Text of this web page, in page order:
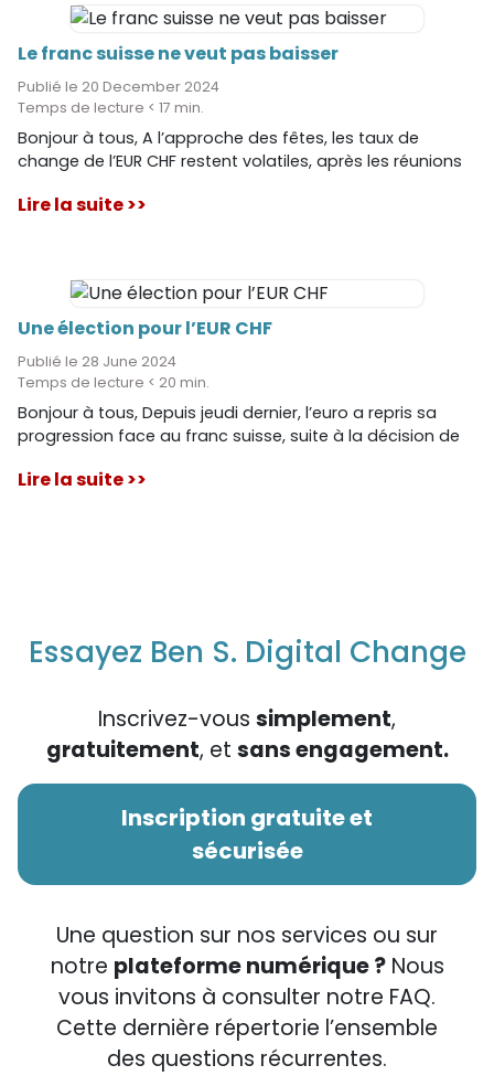
Le franc suisse ne veut pas baisser
Publié le 20 December 2024
Temps de lecture < 17 min.
Bonjour à tous, A l’approche des fêtes, les taux de
change de l’EUR CHF restent volatiles, après les réunions
(BNS) avait affiché par un geste fort de politique
exportations. Elle ne semble pas y être parvenue pour le
moment et l’EUR CHF est revenu sur ses positions
antérieures.
Lire la suite >>
Une élection pour l’EUR CHF
Publié le 28 June 2024
Temps de lecture < 20 min.
Bonjour à tous, Depuis jeudi dernier, l’euro a repris sa
progression face au franc suisse, suite à la décision de
Lire la suite >>
Essayez Ben S. Digital Change
Inscrivez-vous simplement,
gratuitement, et sans engagement.
Inscription gratuite et
sécurisée
Une question sur nos services ou sur
notre plateforme numérique ?Nous
vous invitons à consulter notre FAQ.
Cette dernière répertorie l’ensemble
des questions récurrentes.